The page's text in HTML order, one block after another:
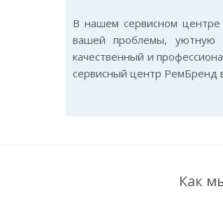
В нашем сервисном
вашей проблемы, уютную
качественный и
сервисный центр РемБренд
Как